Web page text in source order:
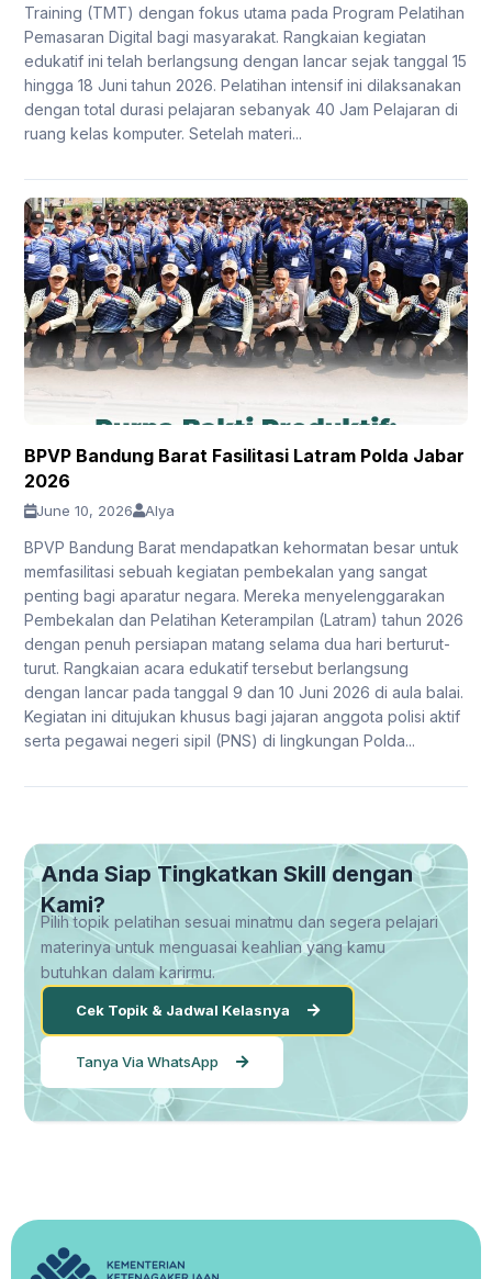
Training (TMT) dengan fokus utama pada Program Pelatihan
Pemasaran Digital bagi masyarakat. Rangkaian kegiatan
edukatif ini telah berlangsung dengan lancar sejak tanggal 15
hingga 18 Juni tahun 2026. Pelatihan intensif ini dilaksanakan
dengan total durasi pelajaran sebanyak 40 Jam Pelajaran di
ruang kelas komputer. Setelah materi...
BPVP Bandung Barat Fasilitasi Latram Polda Jabar
2026
June 10, 2026 Alya
BPVP Bandung Barat mendapatkan kehormatan besar untuk
memfasilitasi sebuah kegiatan pembekalan yang sangat
penting bagi aparatur negara. Mereka menyelenggarakan
Pembekalan dan Pelatihan Keterampilan (Latram) tahun 2026
dengan penuh persiapan matang selama dua hari berturut-
turut. Rangkaian acara edukatif tersebut berlangsung
dengan lancar pada tanggal 9 dan 10 Juni 2026 di aula balai.
Kegiatan ini ditujukan khusus bagi jajaran anggota polisi aktif
serta pegawai negeri sipil (PNS) di lingkungan Polda...
Anda Siap Tingkatkan Skill dengan
Kami?
Pilih topik pelatihan sesuai minatmu dan segera pelajari
materinya untuk menguasai keahlian yang kamu
butuhkan dalam karirmu.
Cek Topik & Jadwal Kelasnya
Tanya Via WhatsApp